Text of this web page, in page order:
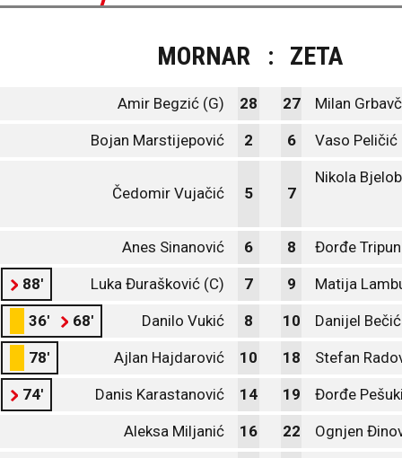
MORNAR : ZETA
Amir Begzić (G) 28 27 Milan
Bojan Marstijepović 2 6 Vaso Peličić
Čedomir Vujačić 5 7
Nikola
Anes Sinanović 6 8 Đorđe
88' Luka Đurašković (C) 7 9 Matija
36' 68' Danilo Vukić 8 10 Danijel Bečić
78' Ajlan Hajdarović 10 18 Stefan
74' Danis Karastanović 14 19 Đorđe
Aleksa Miljanić 16 22 Ognjen